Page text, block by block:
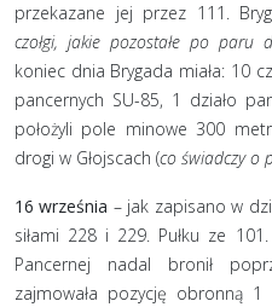
przekazane jej przez 111.
czołgi, jakie pozostałe po paru
koniec dnia Brygada miała: 10
pancernych SU-85, 1 działo
położyli pole minowe 300
drogi w Głojscach (co świadczy o
16 września – jak zapisano w
siłami 228 i 229. Pułku ze
Pancernej nadal bronił
zajmowała pozycję obronną